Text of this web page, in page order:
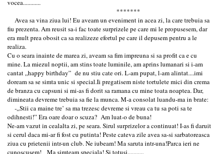
vocea............
*******
Avea sa vina ziua lui! Eu aveam un eveniment in acea zi, la care trebuia sa
fiu prezenta. Am reusit sa-i fac toate surprizele pe care mi le propusesem, dar
era mult prea obosit ca sa realizeze efortul pe care il depusem pentru a le
realiza.
Cu o seara inainte de marea zi, aveam sa fim impreuna si sa profit ca e cu
mine. La miezul noptii, am stins toate luminile, am aprins lumanari si i-am
cantat „happy birthday” de nu stiu cate ori. L-am pupat, l-am alintat....imi
doream sa se simta unic si special.Ii pregatisem niste tortulete mici din crema
de branza cu capsuni si mi-as fi dorit sa ramana cu mine toata noaptea. Dar,
dimineata devreme trebuia sa fie la munca. M-a consolat luandu-ma in brate:
-„Stii ca maine tre’ sa ma trezesc devreme si vreau ca tu sa poti sa te
odihnesti!” Era oare doar o scuza? Am luat-o de buna!
Ne-am vazut in cealalta zi, pe seara. Sirul surprizelor a continuat! I-as fi daruit
si cerul daca mi-ar fi fost cu putinta! Peste cateva zile avea sa-si sarbatoreasca
ziua cu prietenii intr-un club. Ne iubeam! Ma saruta intr-una!Parca ieri ne
cunoscusem! Ma simteam speciala! Si totusi...........